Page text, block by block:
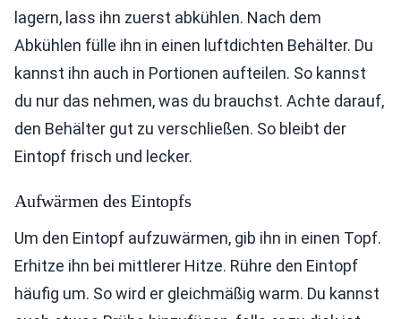
lagern, lass ihn zuerst abkühlen. Nach dem
Abkühlen fülle ihn in einen luftdichten Behälter. Du
kannst ihn auch in Portionen aufteilen. So kannst
du nur das nehmen, was du brauchst. Achte darauf,
den Behälter gut zu verschließen. So bleibt der
Eintopf frisch und lecker.
Aufwärmen des Eintopfs
Um den Eintopf aufzuwärmen, gib ihn in einen Topf.
Erhitze ihn bei mittlerer Hitze. Rühre den Eintopf
häufig um. So wird er gleichmäßig warm. Du kannst